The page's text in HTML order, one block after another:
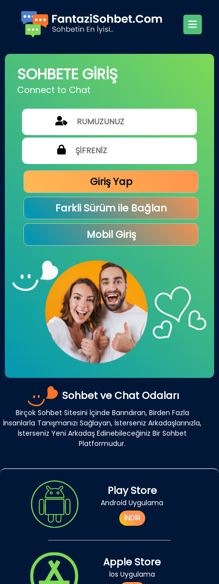
SOHBETE GİRİŞ
Connect to Chat
Giriş Yap
Farkli Sürüm ile Bağlan
Mobil Giriş
Sohbet ve Chat Odaları
Birçok Sohbet Sitesini İçinde Barındıran, Birden Fazla
İnsanlarla Tanışmanızı Sağlayan, İsterseniz Arkadaşlarınızla,
İsterseniz Yeni Arkadaş Edinebileceğiniz Bir Sohbet
Platformudur.
Play Store
Android Uygulama
İNDİR
Apple Store
İos Uygulama